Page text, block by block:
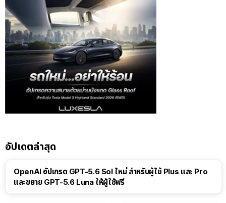
อัปเดตล่าสุด
OpenAI อัปเกรด GPT-5.6 Sol ใหม่ สำหรับผู้ใช้ Plus และ Pro
และขยาย GPT-5.6 Luna ให้ผู้ใช้ฟรี